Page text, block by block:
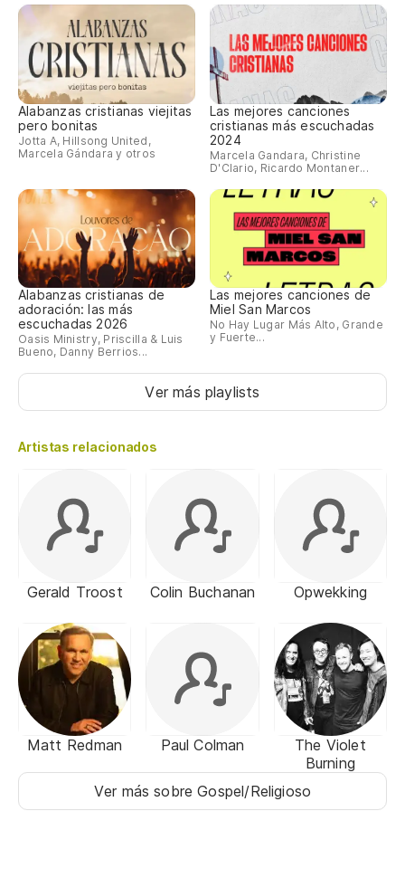
Alabanzas cristianas viejitas
pero bonitas
Jotta A, Hillsong United,
Marcela Gándara y otros
Las mejores canciones
cristianas más escuchadas
2024
Marcela Gandara, Christine
D'Clario, Ricardo Montaner...
Alabanzas cristianas de
adoración: las más
escuchadas 2026
Oasis Ministry, Priscilla & Luis
Bueno, Danny Berrios...
Las mejores canciones de
Miel San Marcos
No Hay Lugar Más Alto, Grande
y Fuerte...
Ver más playlists
Artistas relacionados
Gerald Troost Colin Buchanan Opwekking
Matt Redman Paul Colman
The Violet
Burning
Ver más sobre Gospel/Religioso